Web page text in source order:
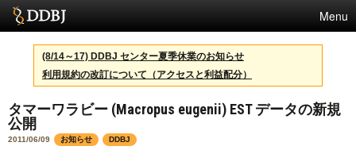
Menu
サービス
スパコン
統計
活動
(8/14～17) DDBJ センター夏季休業のお知らせ
利用規約の改訂について（アクセスと利益配分）
タマーワラビー (Macropus eugenii) EST データの新規
公開
2011/06/09 お知らせ
DDBJ